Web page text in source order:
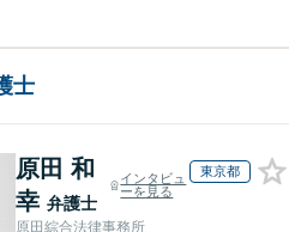
士
原田 和
幸 弁護士
インタビュ
ーを見る
東京都
原田綜合法律事務所